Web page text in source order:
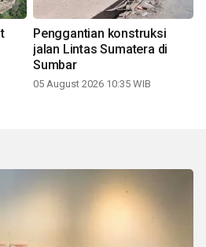
Penggantian konstruksi
jalan Lintas Sumatera di
Sumbar
05 August 2026 10:35 WIB